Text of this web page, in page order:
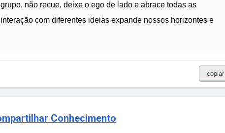
não recue, deixe o ego de lado e abrace todas as
com diferentes ideias expande nossos horizontes e
copiar
Conhecimento